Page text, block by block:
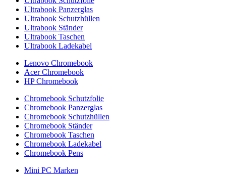
Ultrabook Panzerglas
Ultrabook Schutzhüllen
Ultrabook Ständer
Ultrabook Taschen
Ultrabook Ladekabel
Lenovo Chromebook
Acer Chromebook
HP Chromebook
Chromebook Schutzfolie
Chromebook Panzerglas
Chromebook Schutzhüllen
Chromebook Ständer
Chromebook Taschen
Chromebook Ladekabel
Chromebook Pens
Mini PC Marken